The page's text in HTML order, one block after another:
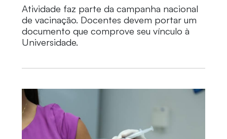
Atividade faz parte da campanha nacional
de vacinação. Docentes devem portar um
documento que comprove seu vínculo à
Universidade.